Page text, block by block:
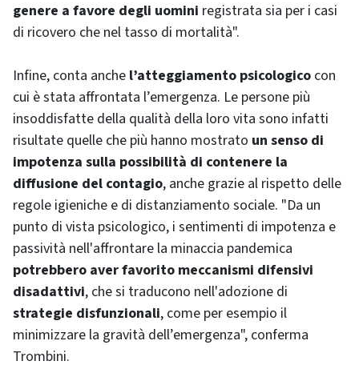
genere a favore degli uomini registrata sia per i casi
di ricovero che nel tasso di mortalità".
Infine, conta anche l’atteggiamento psicologico con
cui è stata affrontata l’emergenza. Le persone più
insoddisfatte della qualità della loro vita sono infatti
risultate quelle che più hanno mostrato un senso di
impotenza sulla possibilità di contenere la
diffusione del contagio, anche grazie al rispetto delle
regole igieniche e di distanziamento sociale. "Da un
punto di vista psicologico, i sentimenti di impotenza e
passività nell'affrontare la minaccia pandemica
potrebbero aver favorito meccanismi difensivi
disadattivi, che si traducono nell'adozione di
strategie disfunzionali, come per esempio il
minimizzare la gravità dell’emergenza", conferma
Trombini.